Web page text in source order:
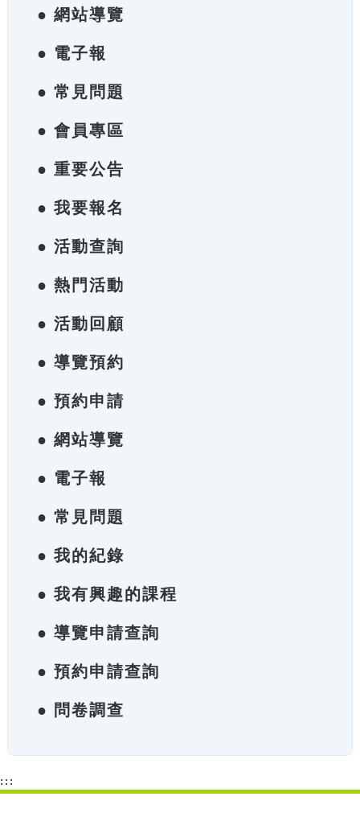
● 網站導覽
● 電子報
● 常見問題
● 會員專區
● 重要公告
● 我要報名
● 活動查詢
● 熱門活動
● 活動回顧
● 導覽預約
● 預約申請
● 網站導覽
● 電子報
● 常見問題
● 我的紀錄
● 我有興趣的課程
● 導覽申請查詢
● 預約申請查詢
● 問卷調查
:::